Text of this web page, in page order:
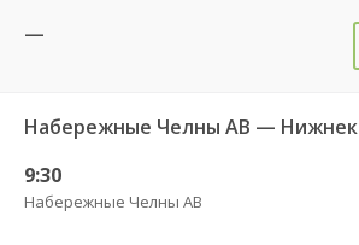
—
9:30
Набережные Челны АВ